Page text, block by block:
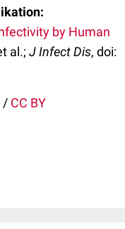
by Human
al.; J Infect Dis, doi:
/ CC BY